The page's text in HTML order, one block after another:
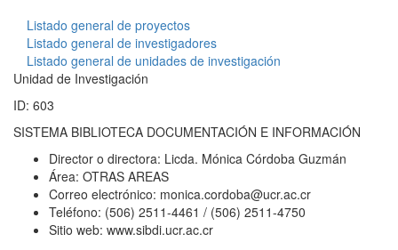
Listado general de proyectos
Listado general de investigadores
Listado general de unidades de investigación
Unidad de Investigación
ID: 603
SISTEMA BIBLIOTECA DOCUMENTACIÓN E INFORMACIÓN
Director o directora: Licda. Mónica Córdoba Guzmán
Área: OTRAS AREAS
Correo electrónico: monica.cordoba@ucr.ac.cr
Teléfono: (506) 2511-4461 / (506) 2511-4750
Sitio web: www.sibdi.ucr.ac.cr